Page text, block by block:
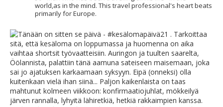
world,as in the mind. This travel professional's heart beats
primarily for Europe.